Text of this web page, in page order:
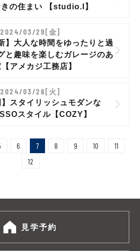
の住まい 【studio.I】
2024/03/29[金]
】大人な時間をゆったりと過
と趣味を楽しむガレージのあ
アメカジ工務店】
2024/03/26[火]
】スタイリッシュモダンな
スタイル【COZY】
6 7 8 9 10
11
12
見学予約